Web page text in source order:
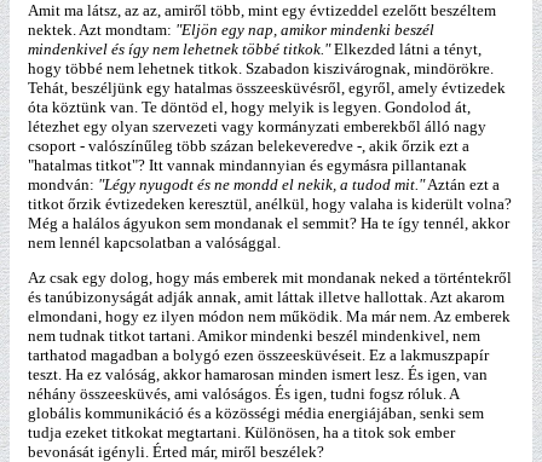
Amit ma látsz, az az, amiről több, mint egy évtizeddel ezelőtt beszéltem
nektek. Azt mondtam: "Eljön egy nap, amikor mindenki beszél
mindenkivel és így nem lehetnek többé titkok."Elkezded látni a tényt,
hogy többé nem lehetnek titkok. Szabadon kiszivárognak, mindörökre.
Tehát, beszéljünk egy hatalmas összeesküvésről, egyről, amely évtizedek
óta köztünk van. Te döntöd el, hogy melyik is legyen. Gondolod át,
létezhet egy olyan szervezeti vagy kormányzati emberekből álló nagy
csoport - valószínűleg több százan belekeveredve -, akik őrzik ezt a
"hatalmas titkot"? Itt vannak mindannyian és egymásra pillantanak
mondván: "Légy nyugodt és ne mondd el nekik, a tudod mit."Aztán ezt a
titkot őrzik évtizedeken keresztül, anélkül, hogy valaha is kiderült volna?
Még a halálos ágyukon sem mondanak el semmit? Ha te így tennél, akkor
nem lennél kapcsolatban a valósággal.
Az csak egy dolog, hogy más emberek mit mondanak neked a történtekről
és tanúbizonyságát adják annak, amit láttak illetve hallottak. Azt akarom
elmondani, hogy ez ilyen módon nem működik. Ma már nem. Az emberek
nem tudnak titkot tartani. Amikor mindenki beszél mindenkivel, nem
tarthatod magadban a bolygó ezen összeesküvéseit. Ez a lakmuszpapír
teszt. Ha ez valóság, akkor hamarosan minden ismert lesz. És igen, van
néhány összeesküvés, ami valóságos. És igen, tudni fogsz róluk. A
globális kommunikáció és a közösségi média energiájában, senki sem
tudja ezeket titkokat megtartani. Különösen, ha a titok sok ember
bevonását igényli. Érted már, miről beszélek?